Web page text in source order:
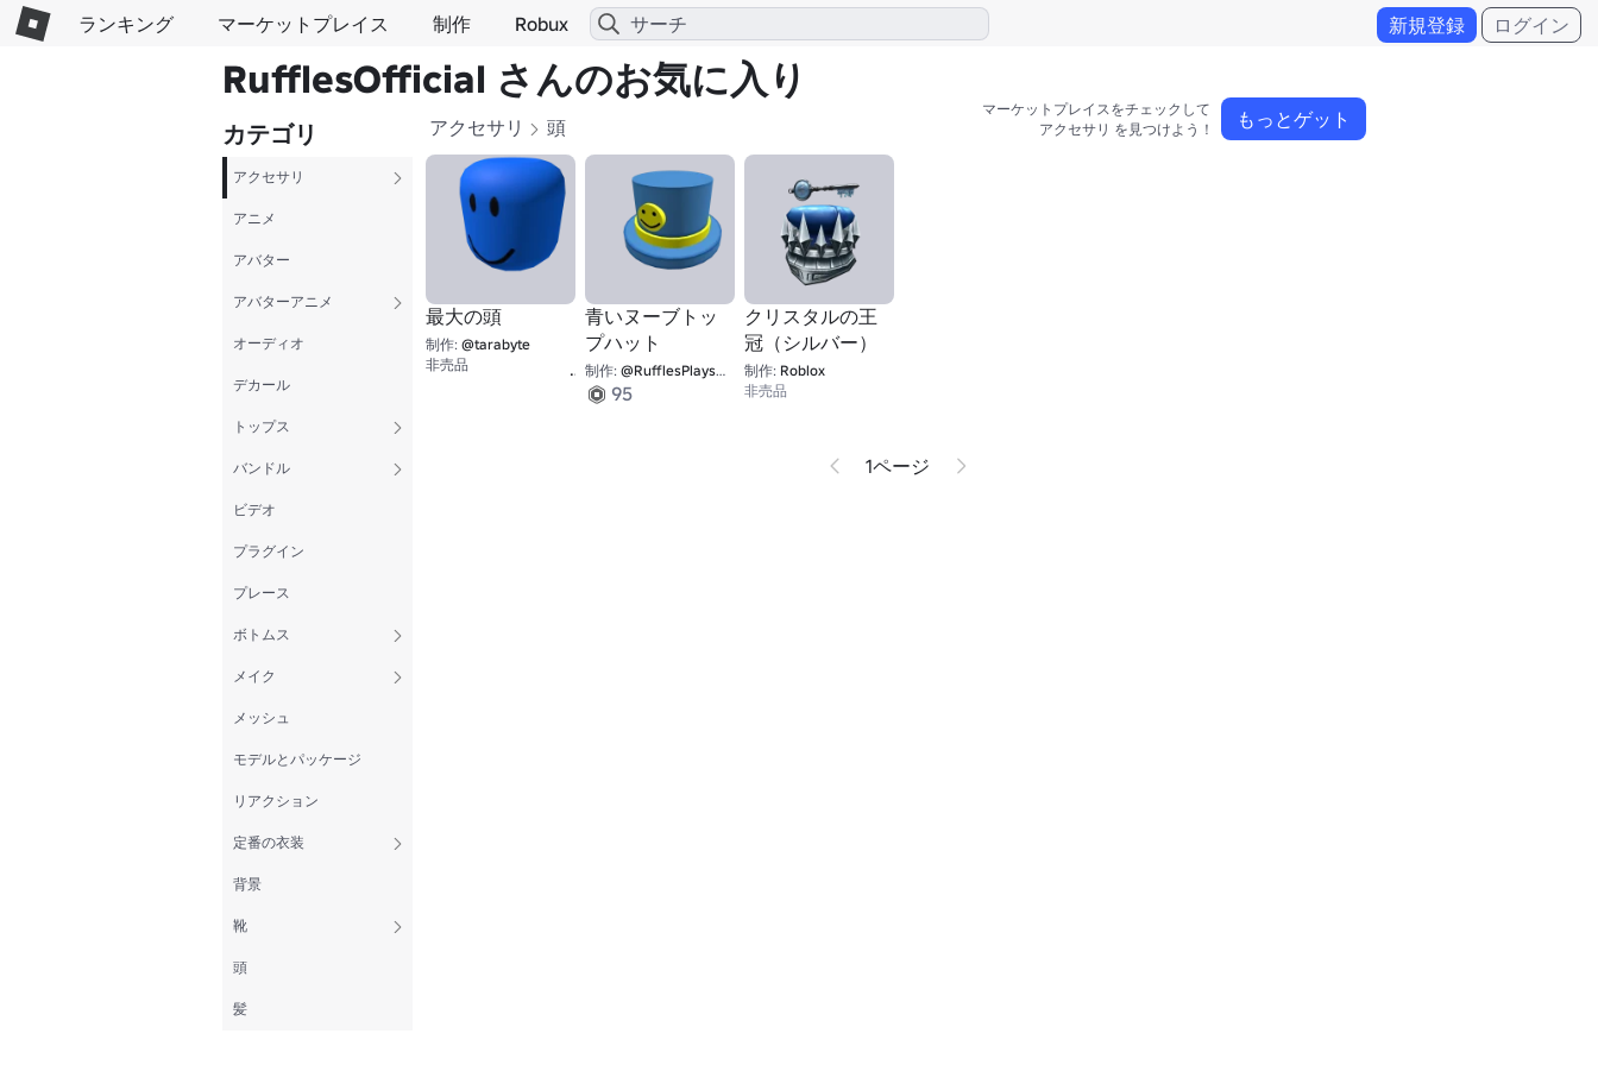
ランキング マーケットプレイス 制作 Robux 新規登録 ログイン
RufflesOfficial さんのお気に入り
カテゴリ
アクセサリ
アニメ
アバター
アバターアニメ
オーディオ
デカール
トップス
バンドル
ビデオ
プラグイン
プレース
ボトムス
メイク
メッシュ
モデルとパッケージ
リアクション
定番の衣装
背景
靴
頭
髪
アクセサリ 頭 もっとゲット
マーケットプレイスをチェックして
アクセサリ を見つけよう！
最大の頭
制作: @tarabyte
非売品
1
青いヌーブトッ
プハット
制作: @RufflesPlaysMC
95
クリスタルの王
冠（シルバー）
制作: Roblox
非売品
1ページ